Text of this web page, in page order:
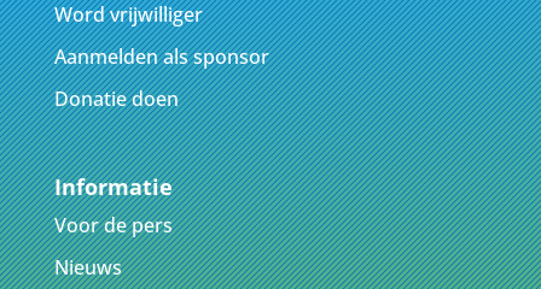
Word vrijwilliger
Aanmelden als sponsor
Donatie doen
Informatie
Voor de pers
Nieuws